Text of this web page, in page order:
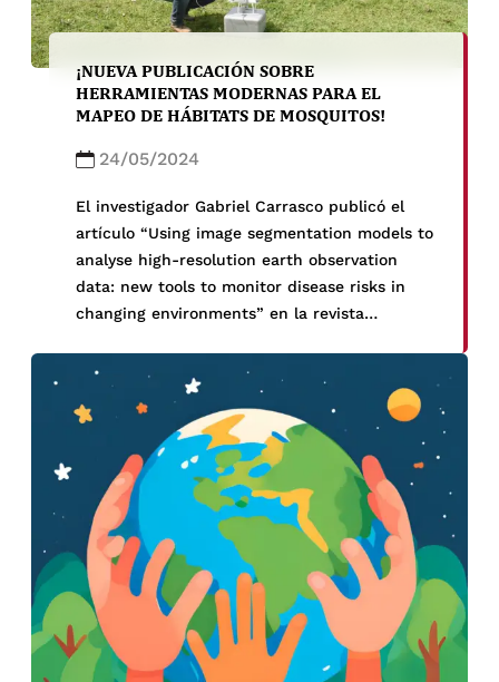
¡NUEVA PUBLICACIÓN SOBRE
HERRAMIENTAS MODERNAS PARA EL
MAPEO DE HÁBITATS DE MOSQUITOS!
24/05/2024
El investigador Gabriel Carrasco publicó el
artículo “Using image segmentation models to
analyse high-resolution earth observation
data: new tools to monitor disease risks in
changing environments” en la revista
19 de mayo del 2024. La incidencia de
enfermedades transmitidas por mosquitos
está aumentando en los últimos años debido